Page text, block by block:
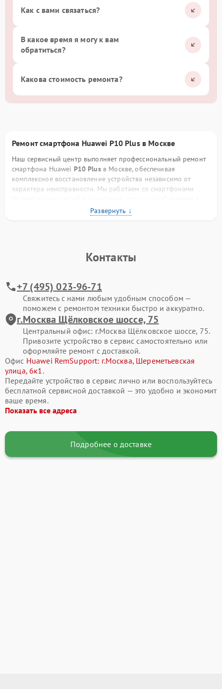
Как с вами связаться?
В какое время я могу к вам
обратиться?
Какова стоимость ремонта?
Ремонт смартфона Huawei P10 Plus в Москве
Наш сервисный центр выполняет профессиональный ремонт
смартфона Huawei P10 Plusв Москве, обеспечивая
комплексное восстановление устройства независимо от
характера неисправности. Мы работаем со смартфонами
конструктивных особенностях бренда, схемотехнике плат,
фирменных процессорах и программном обеспечении. Такой
Современные смартфоны Huawei представляют собой
компонентов или программные ошибки со временем
приводят к сбоям. Своевременное обращение в сервис
помогает сохранить ресурс устройства и избежать
дорогостоящего восстановления в будущем.
Типовые поломки смартфонов Huawei
В процессе ремонта мы чаще всего сталкиваемся со
следующими неисправностями смартфона Huawei P10 Plus:
разбитый экран, отсутствие изображения или
некорректная работа сенсора;
смартфон не включается или самопроизвольно
быстрая разрядка аккумулятора, проблемы с зарядкой;
не работает камера, динамик или микрофон;
Контакты
+7 (495) 023-96-71
Свяжитесь с нами любым удобным способом —
поможем с ремонтом техники быстро и аккуратно.
г.Москва Щёлковское шоссе, 75
Центральный офис: г.Москва Щёлковское шоссе, 75.
Привозите устройство в сервис самостоятельно или
оформляйте ремонт с доставкой.
Офис Huawei RemSupport: г.Москва, Шереметьевская
улица, 6к1.
Передайте устройство в сервис лично или воспользуйтесь
бесплатной сервисной доставкой — это удобно и экономит
ваше время.
Показать все адреса
Подробнее о доставке